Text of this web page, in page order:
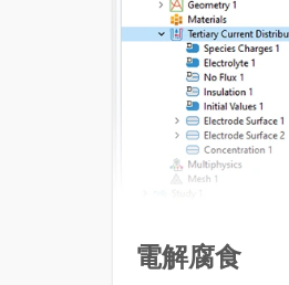
電解腐食